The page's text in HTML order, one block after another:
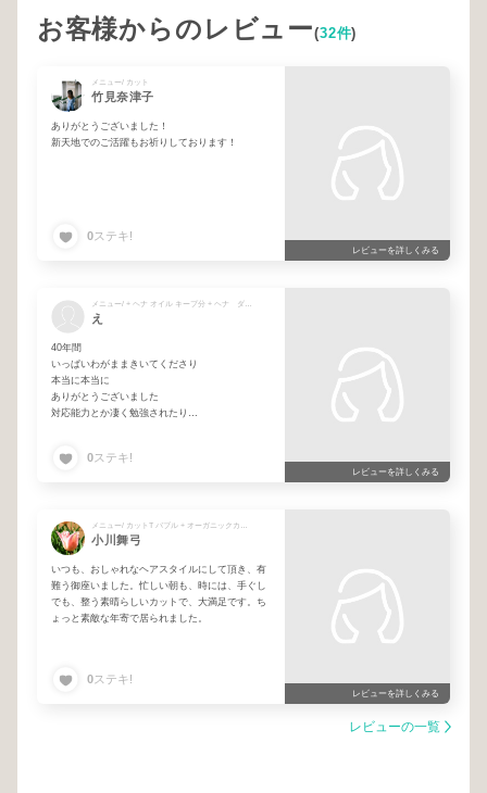
お客様からのレビュー(32件)
メニュー/ カット
竹見奈津子
ありがとうございました！
新天地でのご活躍もお祈りしております！
0ステキ!
レビューを詳しくみる
え
40年間
いっぱいわがままきいてくださり
本当に本当に
ありがとうございました
対応能力とか凄く勉強されたり
ヘッドマッサージお願いしたいです（笑）
0ステキ!
レビューを詳しくみる
小川舞弓
いつも、おしゃれなヘアスタイルにして頂き、有
難う御座いました。忙しい朝も、時には、手ぐし
でも、整う素晴らしいカットで、大満足です。ち
ょっと素敵な年寄で居られました。
0ステキ!
レビューを詳しくみる
レビューの一覧